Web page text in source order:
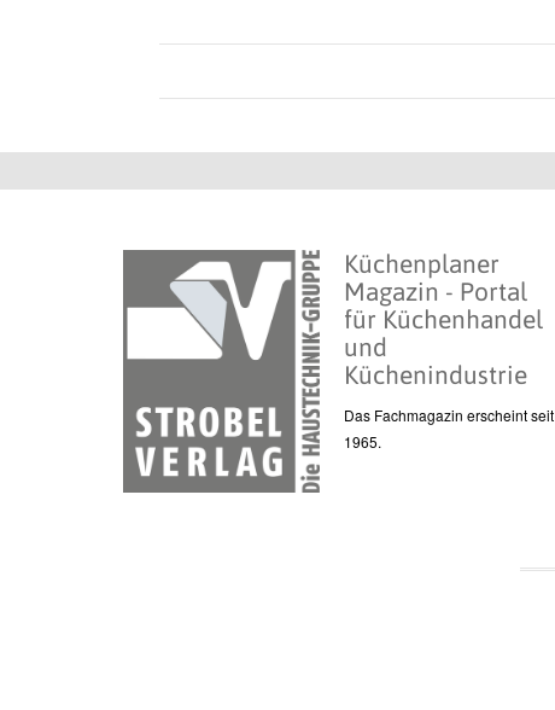
Küchenplaner
Magazin - Portal
für Küchenhandel
und
Küchenindustrie
Das Fachmagazin erscheint seit
1965.